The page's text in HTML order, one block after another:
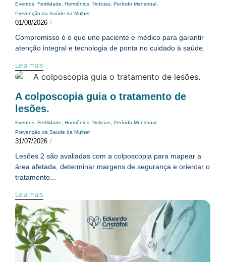
Eventos, Fertilidade, Hormônios, Noticias, Período Menstrual ,
Prevenção da Saúde da Mulher
01/08/2026 /
Compromisso é o que une paciente e médico para garantir
atenção integral e tecnologia de ponta no cuidado à saúde.
Leia mais
A colposcopia guia o tratamento de
lesões.
Eventos, Fertilidade, Hormônios, Noticias, Período Menstrual ,
Prevenção da Saúde da Mulher
31/07/2026 /
Lesões 2 são avaliadas com a colposcopia para mapear a
área afetada, determinar margens de segurança e orientar o
tratamento...
Leia mais